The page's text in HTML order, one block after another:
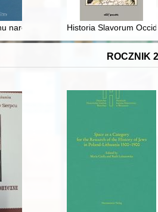
1896-2020. T. 10,
narodowego : organizacje,
Historia Slavorum
ROCZNIK